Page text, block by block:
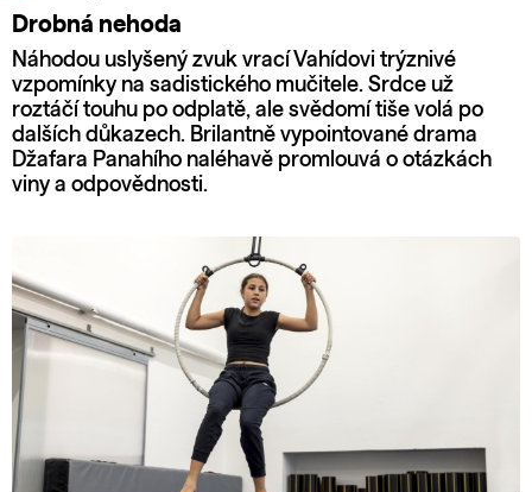
Drobná nehoda
Náhodou uslyšený zvuk vrací Vahídovi trýznivé
vzpomínky na sadistického mučitele. Srdce už
roztáčí touhu po odplatě, ale svědomí tiše volá po
dalších důkazech. Brilantně vypointované drama
Džafara Panahího naléhavě promlouvá o otázkách
viny a odpovědnosti.